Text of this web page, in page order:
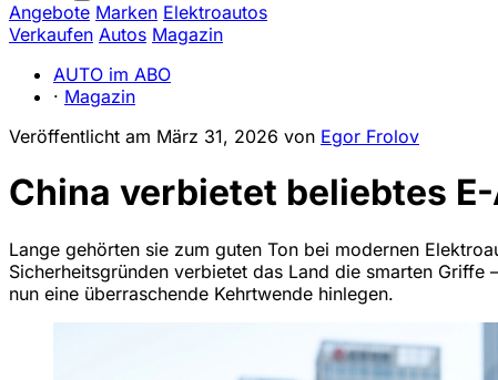
Angebote Marken Elektroautos
Verkaufen Autos Magazin
AUTO im ABO
· Magazin
Veröffentlicht am März 31, 2026 von Egor Frolov
China verbietet beliebtes
Lange gehörten sie zum guten Ton bei modernen
Sicherheitsgründen verbietet das Land die smarten
nun eine überraschende Kehrtwende hinlegen.